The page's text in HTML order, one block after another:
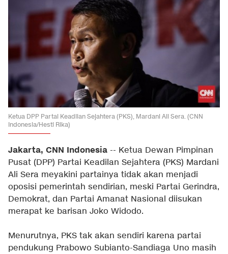
Ketua DPP Partai Keadilan Sejahtera (PKS), Mardani Ali Sera. (CNN
Indonesia/Hesti Rika)
Jakarta, CNN Indonesia -- Ketua Dewan Pimpinan
Pusat (DPP) Partai Keadilan Sejahtera (PKS) Mardani
Ali Sera meyakini partainya tidak akan menjadi
oposisi pemerintah sendirian, meski Partai Gerindra,
Demokrat, dan Partai Amanat Nasional diisukan
merapat ke barisan Joko Widodo.
Menurutnya, PKS tak akan sendiri karena partai
pendukung Prabowo Subianto-Sandiaga Uno masih